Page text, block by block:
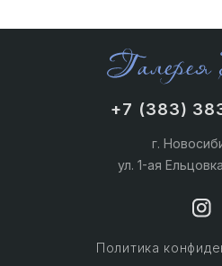
+7 (383)
г.
ул. 1-ая
Политика